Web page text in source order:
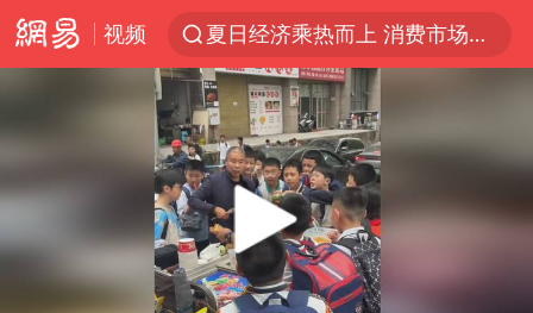
视频
夏日经济乘热而上 消费市场向新而行
浙江省甬江发生2026年第1号洪水
国足U17与阿森纳决赛取消 并列冠军